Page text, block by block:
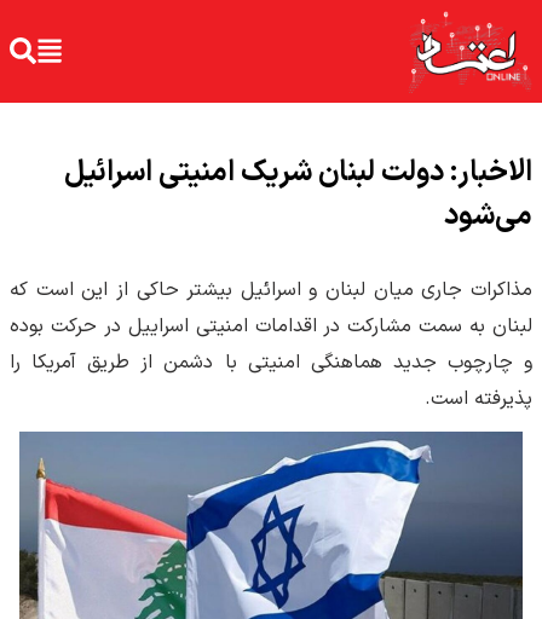
الاخبار: دولت لبنان شریک امنیتی اسرائیل
می‌شود
مذاکرات جاری میان لبنان و اسرائیل بیشتر حاکی از این است که
لبنان به سمت مشارکت در اقدامات امنیتی اسراییل در حرکت بوده
و چارچوب جدید هماهنگی امنیتی با دشمن از طریق آمریکا را
پذیرفته است.